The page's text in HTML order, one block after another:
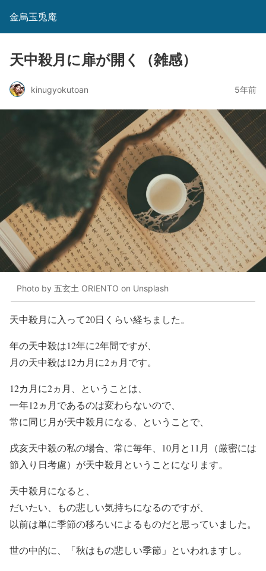
金烏玉兎庵
天中殺月に扉が開く（雑感）
kinugyokutoan 5年前
Photo by 五玄土 ORIENTO on Unsplash
天中殺月に入って20日くらい経ちました。
年の天中殺は12年に2年間ですが、
月の天中殺は12カ月に2ヵ月です。
12カ月に2ヵ月、ということは、
一年12ヵ月であるのは変わらないので、
常に同じ月が天中殺月になる、ということで、
戌亥天中殺の私の場合、常に毎年、10月と11月（厳密には
節入り日考慮）が天中殺月ということになります。
天中殺月になると、
だいたい、もの悲しい気持ちになるのですが、
以前は単に季節の移ろいによるものだと思っていました。
世の中的に、「秋はもの悲しい季節」といわれますし。